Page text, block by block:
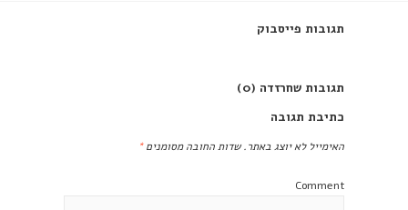
תגובות פייסבוק
תגובות שחרזדה (0)
כתיבת תגובה
האימייל לא יוצג באתר. שדות החובה מסומנים*
Comment